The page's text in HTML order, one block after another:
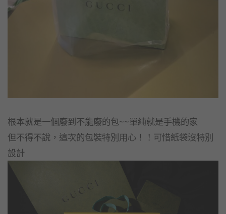
根本就是一個廢到不能廢的包~~單純就是手機的家
但不得不說，這次的包裝特別用心！！可惜紙袋沒特別
設計